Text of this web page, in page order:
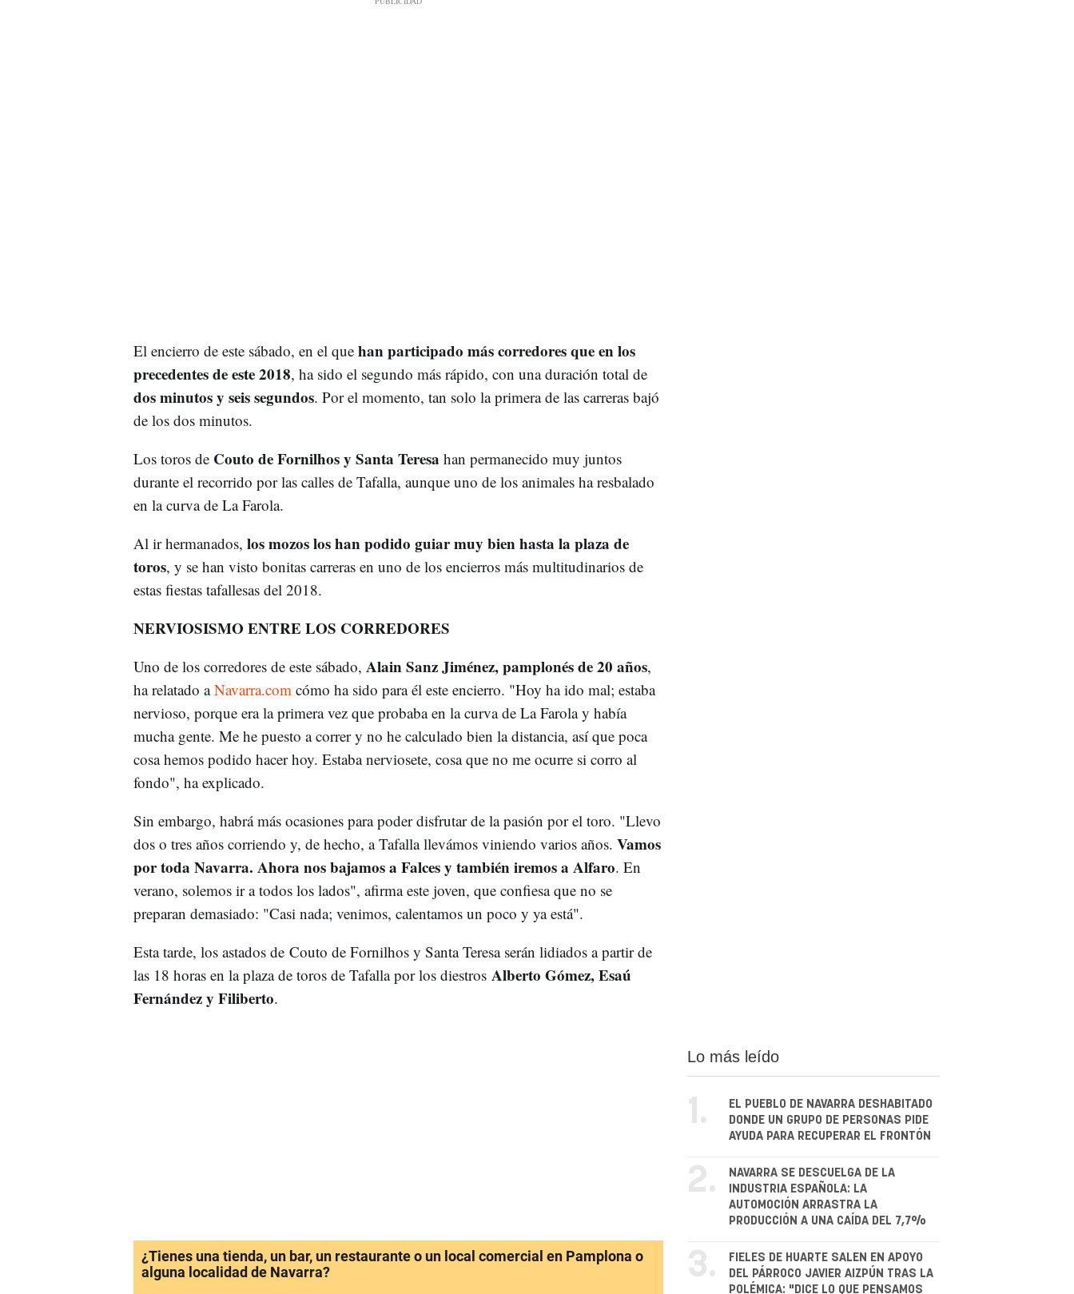
El encierro de este sábado, en el quehan participado más corredores que en los
precedentes de este 2018, ha sido el segundo más rápido, con una duración total de
dos minutos y seis segundos. Por el momento, tan solo la primera de las carreras bajó
de los dos minutos.
Los toros de Couto de Fornilhos y Santa Teresa han permanecido muy juntos
durante el recorrido por las calles de Tafalla, aunque uno de los animales ha resbalado
en la curva de La Farola.
Al ir hermanados, los mozos los han podido guiar muy bien hasta la plaza de
toros, y se han visto bonitas carreras en uno de los encierros más multitudinarios de
estas fiestas tafallesas del 2018.
NERVIOSISMO ENTRE LOS CORREDORES
Uno de los corredores de este sábado, Alain Sanz Jiménez, pamplonés de 20 años,
ha relatado aNavarra.com cómo ha sido para él este encierro. "Hoy ha ido mal; estaba
nervioso, porque era la primera vez que probaba en la curva de La Farola y había
mucha gente. Me he puesto a correr y no he calculado bien la distancia, así que poca
cosa hemos podido hacer hoy. Estaba nerviosete, cosa que no me ocurre si corro al
fondo", ha explicado.
Sin embargo, habrá más ocasiones para poder disfrutar de la pasión por el toro. "Llevo
dos o tres años corriendo y, de hecho, a Tafalla llevámos viniendo varios años. Vamos
por toda Navarra. Ahora nos bajamos a Falces y también iremos a Alfaro. En
verano, solemos ir a todos los lados", afirma este joven, que confiesa que no se
preparan demasiado: "Casi nada; venimos, calentamos un poco y ya está".
Esta tarde, los astados de Couto de Fornilhos y Santa Teresa serán lidiados a partir de
las 18 horas en la plaza de toros de Tafalla por los diestros Alberto Gómez, Esaú
Fernández y Filiberto.
¿Tienes una tienda, un bar, un restaurante o un local comercial en Pamplona o
alguna localidad de Navarra?
Lo más leído
1.
EL PUEBLO DE NAVARRA DESHABITADO
DONDE UN GRUPO DE PERSONAS PIDE
AYUDA PARA RECUPERAR EL FRONTÓN
2.
NAVARRA SE DESCUELGA DE LA
INDUSTRIA ESPAÑOLA: LA
AUTOMOCIÓN ARRASTRA LA
PRODUCCIÓN A UNA CAÍDA DEL 7,7%
3.
FIELES DE HUARTE SALEN EN APOYO
DEL PÁRROCO JAVIER AIZPÚN TRAS LA
POLÉMICA: "DICE LO QUE PENSAMOS